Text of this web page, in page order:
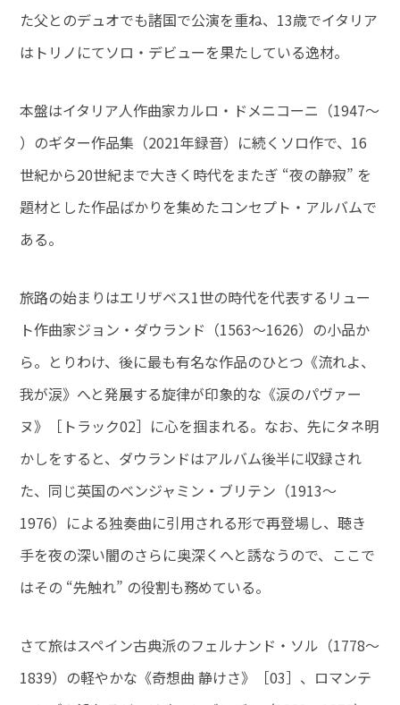
た父とのデュオでも諸国で公演を重ね、13歳でイタリア
はトリノにてソロ・デビューを果たしている逸材。
本盤はイタリア人作曲家カルロ・ドメニコーニ（1947～
）のギター作品集（2021年録音）に続くソロ作で、16
世紀から20世紀まで大きく時代をまたぎ “夜の静寂” を
題材とした作品ばかりを集めたコンセプト・アルバムで
ある。
旅路の始まりはエリザベス1世の時代を代表するリュー
ト作曲家ジョン・ダウランド（1563～1626）の小品か
ら。とりわけ、後に最も有名な作品のひとつ《流れよ、
我が涙》へと発展する旋律が印象的な《涙のパヴァー
ヌ》［トラック02］に心を掴まれる。なお、先にタネ明
かしをすると、ダウランドはアルバム後半に収録され
た、同じ英国のベンジャミン・ブリテン（1913～
1976）による独奏曲に引用される形で再登場し、聴き
手を夜の深い闇のさらに奥深くへと誘なうので、ここで
はその “先触れ” の役割も務めている。
さて旅はスペイン古典派のフェルナンド・ソル（1778～
1839）の軽やかな《奇想曲 静けさ》［03］、ロマンテ